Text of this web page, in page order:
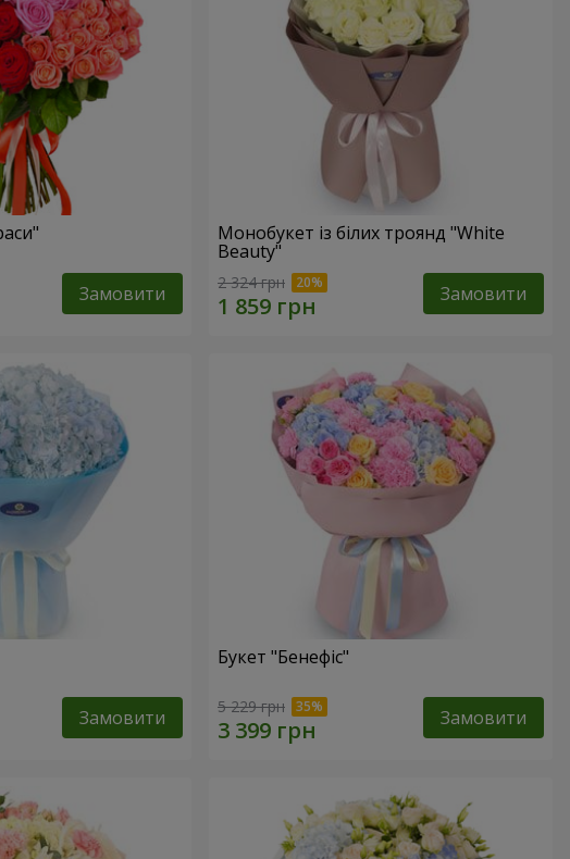
Замовити
Монобукет із білих троянд "White
Beauty"
2 324 грн Замовити
Замовити
Букет "Бенефіс"
5 229 грн Замовити